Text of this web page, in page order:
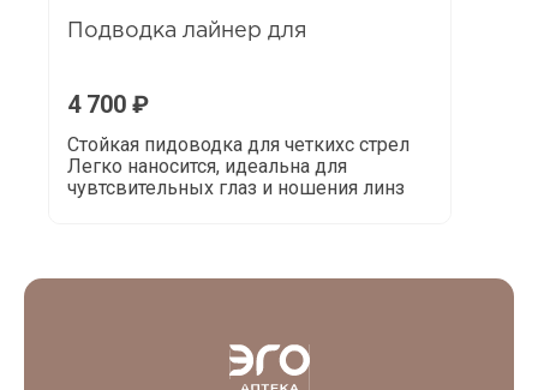
Подводка лайнер для
4 700 ₽
Стойкая пидоводка для четкихс стрел
Легко наносится, идеальна для
чувтсвительных глаз и ношения линз